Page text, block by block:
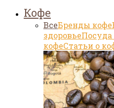
Кофе
ВсеБренды кофе
здоровьеПосуда
кофеСтатьи о